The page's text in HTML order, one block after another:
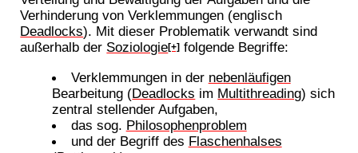
Verhinderung von Verklemmungen (englisch
Deadlocks). Mit dieser Problematik verwandt sind
außerhalb der Soziologie[+] folgende Begriffe:
Verklemmungen in der nebenläufigen
Bearbeitung (Deadlocks im Multithreading) sich
zentral stellender Aufgaben,
das sog. Philosophenproblem
und der Begriff des Flaschenhalses